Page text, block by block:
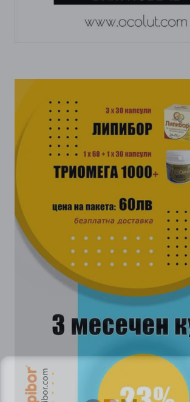
GP News